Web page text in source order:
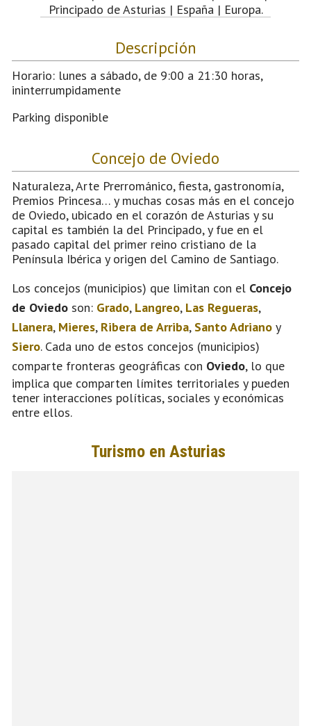
Principado de Asturias | España | Europa.
Descripción
Horario: lunes a sábado, de 9:00 a 21:30 horas,
ininterrumpidamente
Parking disponible
Concejo de Oviedo
Naturaleza, Arte Prerrománico, fiesta, gastronomía,
Premios Princesa… y muchas cosas más en el concejo
de Oviedo, ubicado en el corazón de Asturias y su
capital es también la del Principado, y fue en el
pasado capital del primer reino cristiano de la
Península Ibérica y origen del Camino de Santiago.
Los concejos (municipios) que limitan con el Concejo
de Oviedo son: Grado, Langreo, Las Regueras,
Llanera, Mieres, Ribera de Arriba, Santo Adriano y
Siero. Cada uno de estos concejos (municipios)
comparte fronteras geográficas con Oviedo, lo que
implica que comparten límites territoriales y pueden
tener interacciones políticas, sociales y económicas
entre ellos.